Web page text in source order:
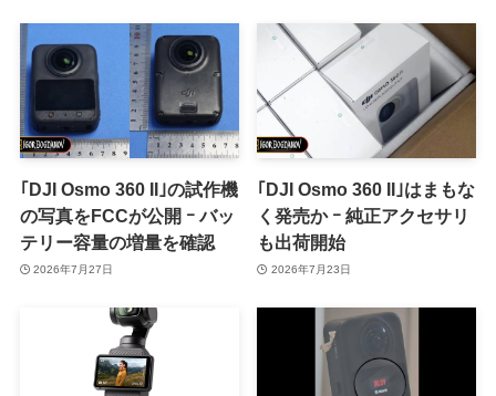
｢DJI Osmo 360 II｣の試作機
の写真をFCCが公開 ｰ バッ
テリー容量の増量を確認
2026年7月27日
｢DJI Osmo 360 II｣はまもな
く発売か ｰ 純正アクセサリ
も出荷開始
2026年7月23日